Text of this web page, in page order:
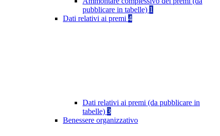
pubblicare in tabelle) 1
Dati relativi ai premi 4
Dati relativi ai premi (da pubblicare in
tabelle) 3
Benessere organizzativo